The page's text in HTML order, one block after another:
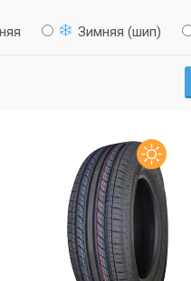
Зимняя (шип)